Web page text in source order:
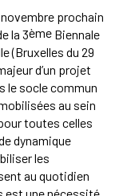
novembre prochain
la 3ème Biennale
(Bruxelles du 29
d’un projet
le socle commun
au sein
toutes celles
dynamique
les
au quotidien